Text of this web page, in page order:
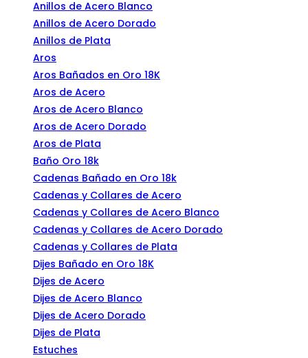
Anillos de Acero Blanco
Anillos de Acero Dorado
Anillos de Plata
Aros
Aros Bañados en Oro 18K
Aros de Acero
Aros de Acero Blanco
Aros de Acero Dorado
Aros de Plata
Baño Oro 18k
Cadenas Bañado en Oro 18k
Cadenas y Collares de Acero
Cadenas y Collares de Acero Blanco
Cadenas y Collares de Acero Dorado
Cadenas y Collares de Plata
Dijes Bañado en Oro 18K
Dijes de Acero
Dijes de Acero Blanco
Dijes de Acero Dorado
Dijes de Plata
Estuches